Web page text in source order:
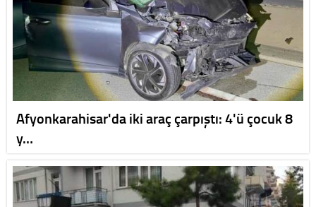
Afyonkarahisar'da iki araç çarpıştı: 4'ü çocuk 8
y…